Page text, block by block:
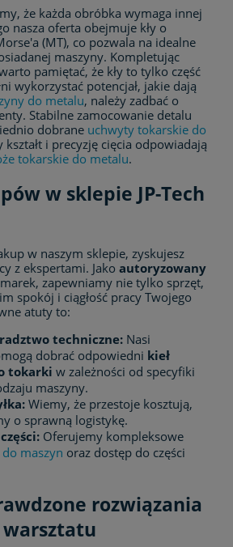
że każda obróbka wymaga innej
nasza oferta obejmuje kły o
(MT), co pozwala na idealne
maszyny. Kompletując
pamiętać, że kły to tylko część
wykorzystać potencjał, jakie dają
do metalu, należy zadbać o
Stabilne zamocowanie detalu
dobrane uchwyty tokarskie do
kształt i precyzję cięcia odpowiadają
tokarskie do metalu.
w sklepie JP-Tech
w naszym sklepie, zyskujesz
z ekspertami. Jako autoryzowany
zapewniamy nie tylko sprzęt,
spokój i ciągłość pracy Twojego
atuty to:
techniczne: Nasi
dobrać odpowiedni kieł
tokarki w zależności od specyfiki
maszyny.
Wiemy, że przestoje kosztują,
o sprawną logistykę.
Oferujemy kompleksowe
maszyn oraz dostęp do części
rozwiązania
warsztatu